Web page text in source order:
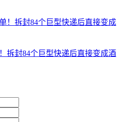
拆封84个巨型快递后直接变成酒